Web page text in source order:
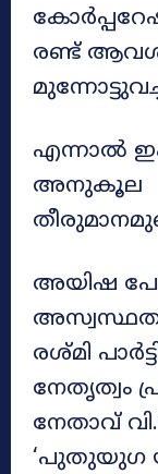
രണ്ട്
എന്നാൽ
അനുകൂല
അയിഷ
രശ്മി
നേതൃത്വം
നേതാവ്
‘പുതുയുഗ